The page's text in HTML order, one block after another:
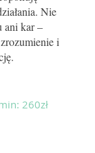
Nie
ani kar –
i
260zł